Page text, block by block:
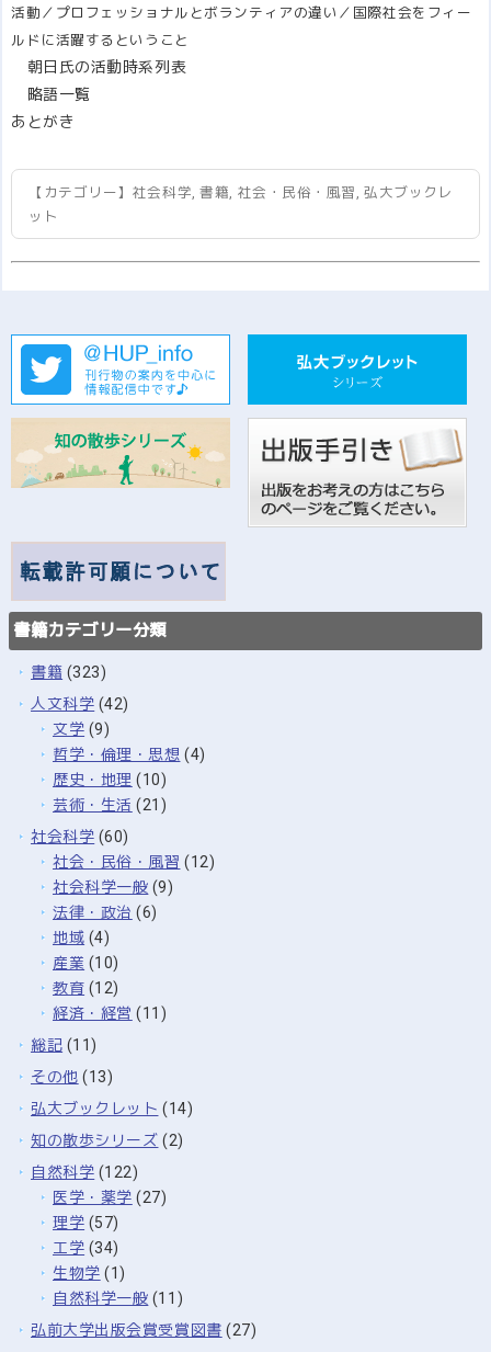
活動／プロフェッショナルとボランティアの違い／国際社会をフィー
ルドに活躍するということ
朝日氏の活動時系列表
略語一覧
あとがき
【カテゴリー】 社会科学 ,書籍 社会・民俗・風習 ,弘大ブックレ
ット
書籍カテゴリー分類
書籍 (323)
人文科学 (42)
文学 (9)
哲学・倫理・思想 (4)
歴史・地理 (10)
芸術・生活 (21)
社会科学 (60)
社会・民俗・風習 (12)
社会科学一般 (9)
法律・政治 (6)
地域 (4)
産業 (10)
教育 (12)
経済・経営 (11)
総記 (11)
その他 (13)
弘大ブックレット (14)
知の散歩シリーズ (2)
自然科学 (122)
医学・薬学 (27)
理学 (57)
工学 (34)
生物学 (1)
自然科学一般 (11)
弘前大学出版会賞受賞図書 (27)